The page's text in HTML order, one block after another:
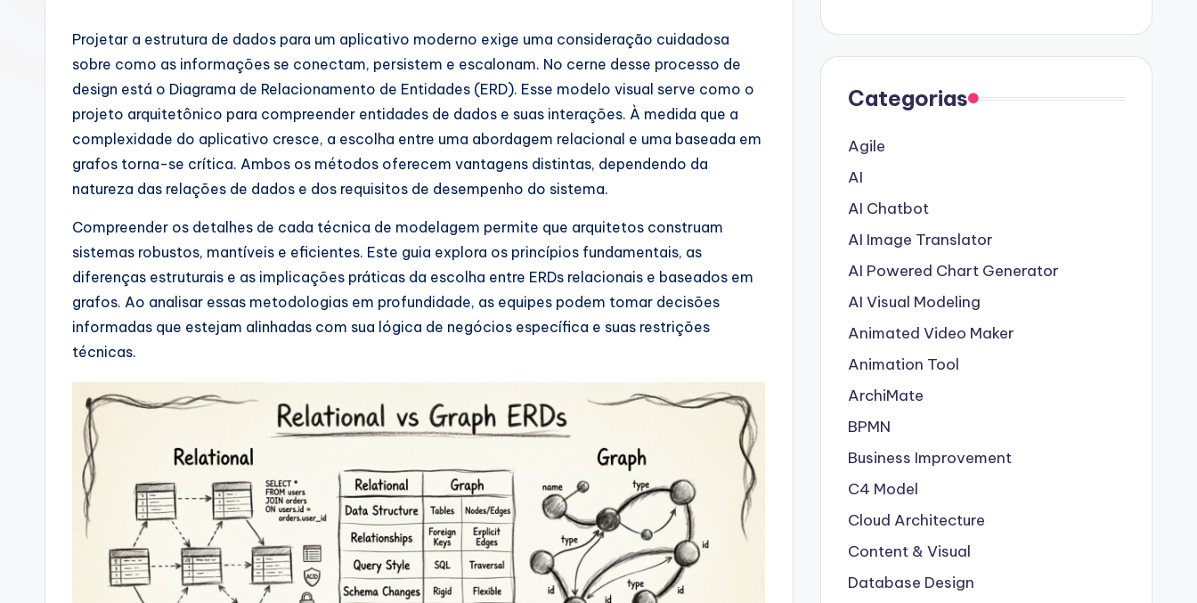
A
si
Projetar a estrutura de dados para um aplicativo moderno exige uma consideração cuidadosa
sobre como as informações se conectam, persistem e escalonam. No cerne desse processo de
design está o Diagrama de Relacionamento de Entidades (ERD). Esse modelo visual serve como o
projeto arquitetônico para compreender entidades de dados e suas interações. À medida que a
complexidade do aplicativo cresce, a escolha entre uma abordagem relacional e uma baseada em
grafos torna-se crítica. Ambos os métodos oferecem vantagens distintas, dependendo da
natureza das relações de dados e dos requisitos de desempenho do sistema.
Compreender os detalhes de cada técnica de modelagem permite que arquitetos construam
sistemas robustos, mantíveis e eficientes. Este guia explora os princípios fundamentais, as
diferenças estruturais e as implicações práticas da escolha entre ERDs relacionais e baseados em
grafos. Ao analisar essas metodologias em profundidade, as equipes podem tomar decisões
informadas que estejam alinhadas com sua lógica de negócios específica e suas restrições
técnicas.
Categorias
Agile
AI
AI Chatbot
AI Image Translator
AI Powered Chart Generator
AI Visual Modeling
Animated Video Maker
Animation Tool
ArchiMate
BPMN
Business Improvement
C4 Model
Cloud Architecture
Content & Visual
Database Design